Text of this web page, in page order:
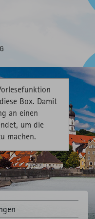
Box. Damit
an einen
um die
machen.